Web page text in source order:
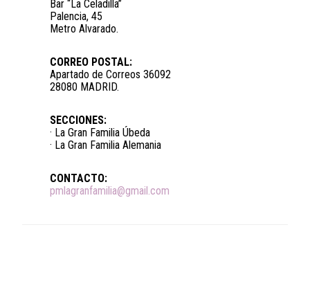
Bar “La Celadilla”
Palencia, 45
Metro Alvarado.
CORREO POSTAL:
Apartado de Correos 36092
28080 MADRID.
SECCIONES:
· La Gran Familia Úbeda
· La Gran Familia Alemania
CONTACTO:
pmlagranfamilia@gmail.com